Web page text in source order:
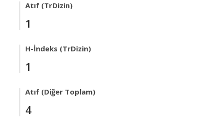
Atıf (TrDizin)
1
H-İndeks (TrDizin)
1
Atıf (Diğer Toplam)
4